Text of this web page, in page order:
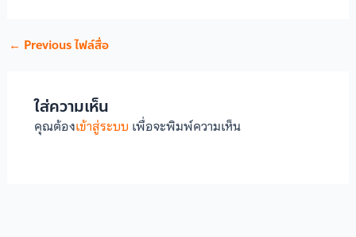
← Previous ไฟล์สื่อ
ใส่ความเห็น
คุณต้องเข้าสู่ระบบ เพื่อจะพิมพ์ความเห็น